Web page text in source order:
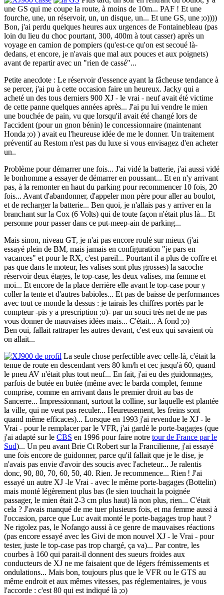
une GS qui me coupe la route, à moins de 10m... PAF ! Et une
fourche, une, un réservoir, un, un disque, un... Et une GS, une ;o))))
Bon, j'ai perdu quelques heures aux urgences de Fontainebleau (pas
loin du lieu du choc pourtant, 300, 400m à tout casser) après un
voyage en camion de pompiers (qu'est-ce qu'on est secoué là-
dedans, et encore, je n'avais que mal aux pouces et aux poignets)
avant de repartir avec un "rien de cassé"...
Petite anecdote : Le réservoir d'essence ayant la fâcheuse tendance à
se percer, j'ai pu à cette occasion faire un heureux. Jacky qui a
acheté un des tous derniers 900 XJ - le vrai - neuf avait été victime
de cette panne quelques années après... J'ai pu lui vendre le mien
une bouchée de pain, vu que lorsqu'il avait été changé lors de
l'accident (pour un gnon bénin) le concessionnaire (maintenant
Honda ;o) ) avait eu l'heureuse idée de me le donner. Un traitement
préventif au Restom n'est pas du luxe si vous envisagez d'en acheter
un..
Problème pour démarrer une fois... J'ai vidé la batterie, j'ai aussi vidé
le bonhomme a essayer de démarrer en poussant... Et en n'y arrivant
pas, à la remonter en haut du parking pour recommencer 10 fois, 20
fois... Avant d'abandonner, d'appeler mon père pour aller au boulot,
et de recharger la batterie... Ben quoi, je n'allais pas y arriver en la
branchant sur la Cox (6 Volts) qui de toute façon n'était plus là... Et
personne pour passer dans ce put-meep-ain de parking...
Mais sinon, niveau GT, je n'ai pas encore roulé sur mieux (j'ai
essayé plein de BM, mais jamais en configuration "je pars en
vacances" et pour le RX, c'est pareil... Pourtant il a plus de coffre et
pas que dans le moteur, les valises sont plus grosses) la sacoche
réservoir deux étages, le top-case, les deux valises, ma femme et
moi... Et encore de la place derrière elle avant le top-case pour y
coller la tente et d'autres babioles... Et pas de baisse de performances
avec tout ce monde la dessus : je tairais les chiffres portés par le
compteur -pis y a prescription ;o)- par un souci très net de ne pas
vous donner de mauvaises idées mais... C'était... A fond ;o)
Ben oui, fallait rattraper les autres devant, c'est eux qui savaient où
on allait...
La seule chose perfectible avec celle-là, c'était la
tenue de route en descendant vers 80 km/h et cec jusqu'à 60, quand
le pneu AV n'était plus tout neuf... En fait, j'ai eu des guidonnages,
parfois de butée en butée (même avec le barda complet, femme
comprise, comme en arrivant dans le premier droit au bas de
Sancerre... Impressionnant, surtout la colline, sur laquelle est plantée
la ville, qui ne veut pas reculer... Heureusement, les freins sont
quand même efficaces)... Lorsque en 1993 j'ai revendue le XJ - le
Vrai - pour le remplacer par le VFR, j'ai gardé le porte-bagages (que
j'ai adapté sur le CBS en 1996 pour faire notre tour de France par le
Sud)... Un peu avant Brie Ct Robert sur la Francilienne, j'ai essayé
une fois encore de guidonner, parce qu'il fallait que je le dise, je
n'avais pas envie d'avoir des soucis avec l'acheteur... Je ralentis
donc, 90, 80, 70, 60, 50, 40. Rien. Je recommence... Rien ! J'ai
essayé un autre XJ -le Vrai - avec le même porte-bagages (Bottelin)
mais monté légèrement plus bas (le sien touchait la poignée
passager, le mien était 2-3 cm plus haut) là non plus, rien... C'était
cela ? J'avais manqué de me tuer plusieurs fois, et ma femme aussi à
l'occasion, parce que Luc avait monté le porte-bagages trop haut ?
Ne rigolez pas, le Nofango aussi à ce genre de mauvaises réactions
(pas encore essayé avec les Givi de mon nouvel XJ - le Vrai - pour
tester, juste le top-case pas trop chargé, ça va)... Par contre, les
courbes à 160 qui parait-il donnent des sueurs froides aux
conducteurs de XJ ne me faisaient que de légers frémissements et
ondulations... Mais bon, toujours plus que le VFR ou le GTS au
même endroit et aux mêmes vitesses, pas réglementaires, je vous
l'accorde : c'est 80 qui est indiqué là ;o)